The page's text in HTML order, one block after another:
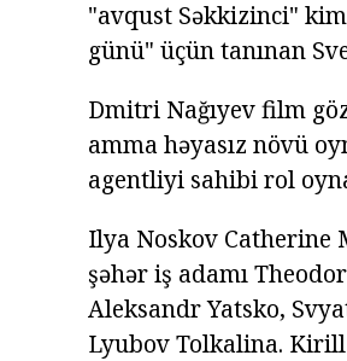
"avqust Səkkizinci"
günü" üçün tanınan
Dmitri Nağıyev film
amma həyasız növü
agentliyi sahibi rol
Ilya Noskov Catherine
şəhər iş adamı
Aleksandr Yatsko,
Lyubov Tolkalina. Kirill